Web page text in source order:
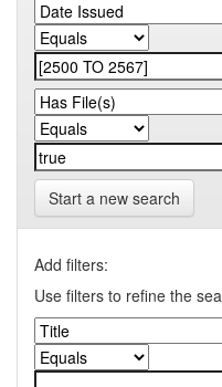
Start a new search
Add filters:
Use filters to refine the